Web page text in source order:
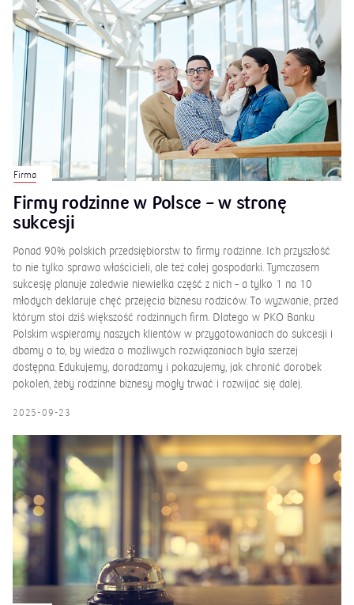
Firma
Firmy rodzinne w Polsce – w stronę
sukcesji
Ponad 90% polskich przedsiębiorstw to firmy rodzinne. Ich przyszłość
to nie tylko sprawa właścicieli, ale też całej gospodarki. Tymczasem
sukcesję planuje zaledwie niewielka część z nich – a tylko 1 na 10
młodych deklaruje chęć przejęcia biznesu rodziców. To wyzwanie, przed
którym stoi dziś większość rodzinnych firm. Dlatego w PKO Banku
Polskim wspieramy naszych klientów w przygotowaniach do sukcesji i
dbamy o to, by wiedza o możliwych rozwiązaniach była szerzej
dostępna. Edukujemy, doradzamy i pokazujemy, jak chronić dorobek
pokoleń, żeby rodzinne biznesy mogły trwać i rozwijać się dalej.
2025-09-23